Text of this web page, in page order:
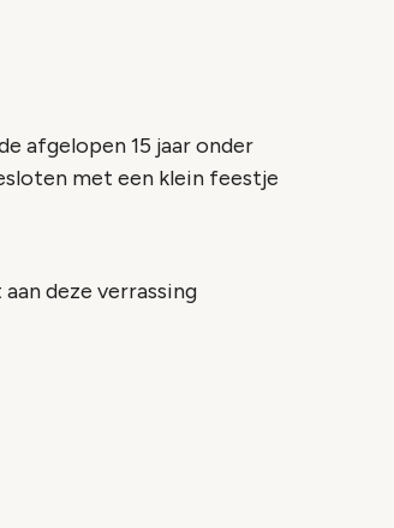
afgelopen 15 jaar onder
met een klein feestje
deze verrassing